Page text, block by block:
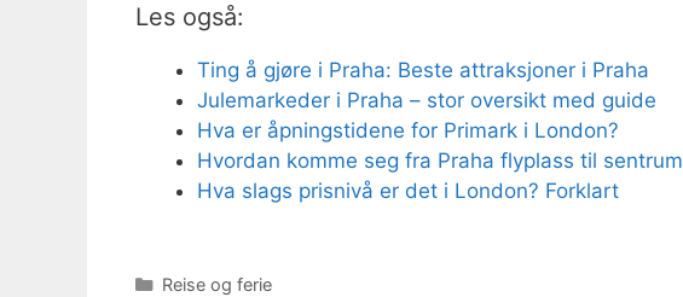
Les også:
Ting å gjøre i Praha: Beste attraksjoner i Praha
Julemarkeder i Praha – stor oversikt med guide
Hva er åpningstidene for Primark i London?
Hvordan komme seg fra Praha flyplass til sentrum
Hva slags prisnivå er det i London? Forklart
Kategorier
Reise og ferie